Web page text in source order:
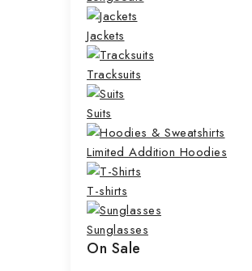
Jackets
Tracksuits
Suits
Limited Addition Hoodies
T-shirts
Sunglasses
On Sale